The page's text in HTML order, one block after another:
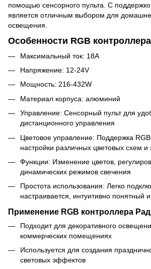
помощью сенсорного пульта. С
является отличным выбором для
освещения.
Особенности RGB
Максимальный ток: 18А
Напряжение: 12-24V
Мощность: 216-432W
Материал корпуса: алюминий
Управление: Сенсорный пульт для
дистанционного управления
Цветовое управление: Поддержка
настройки различных цветовых схем
Функции: Изменение цветов,
динамических режимов свечения
Простота использования: Легко
настраивается, интуитивно понятный
Применение RGB контроллера
Подходит для декоративного
коммерческих помещениях
Используется для создания
световых эффектов